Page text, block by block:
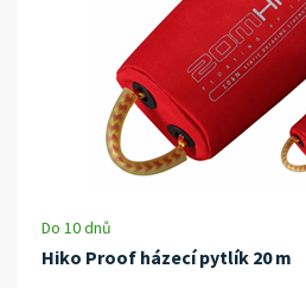
Do 10 dnů
Hiko Proof házecí pytlík 20 m